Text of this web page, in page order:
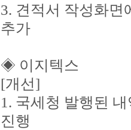
3. 견적서 작성화면
추가
◈ 이지텍스
[개선]
1. 국세청 발행된
진행